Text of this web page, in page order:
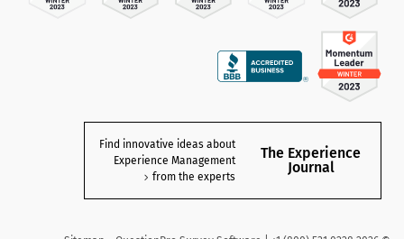
The Experience
Journal
Find innovative ideas about
Experience Management
from the experts